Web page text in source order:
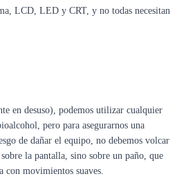
LCD, LED y CRT, y no todas necesitan
en desuso), podemos utilizar cualquier
pero para asegurarnos una
de dañar el equipo, no debemos volcar
la pantalla, sino sobre un paño, que
con movimientos suaves.